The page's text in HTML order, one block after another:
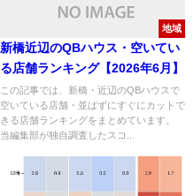
地域
新橋近辺のQBハウス・空いてい
る店舗ランキング【2026年6月】
この記事では、新橋・近辺のQBハウスで
空いている店舗・並ばずにすぐにカットで
きる店舗ランキングをまとめています。
当編集部が独自調査したスコ...